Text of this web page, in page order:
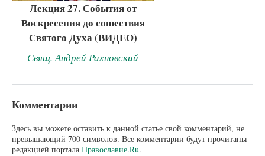
Лекция 27. События от
Воскресения до сошествия
Святого Духа (ВИДЕО)
Свящ. Андрей Рахновский
Комментарии
Здесь вы можете оставить к данной статье свой комментарий, не
превышающий 700 символов. Все комментарии будут прочитаны
редакцией портала Православие.Ru.